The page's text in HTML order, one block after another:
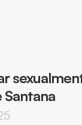
Santana